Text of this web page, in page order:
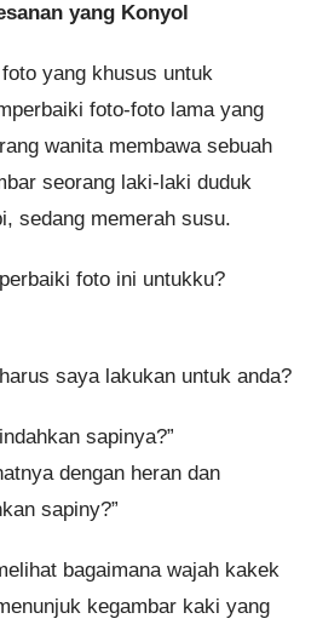
yang Konyol
yang khusus untuk
foto-foto lama yang
wanita membawa sebuah
seorang laki-laki duduk
sedang memerah susu.
foto ini untukku?
saya lakukan untuk anda?
sapinya?”
dengan heran dan
sapiny?”
bagaimana wajah kakek
kegambar kaki yang